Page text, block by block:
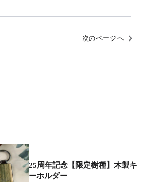
次のページへ
25周年記念【限定樹種】木製キ
ーホルダー